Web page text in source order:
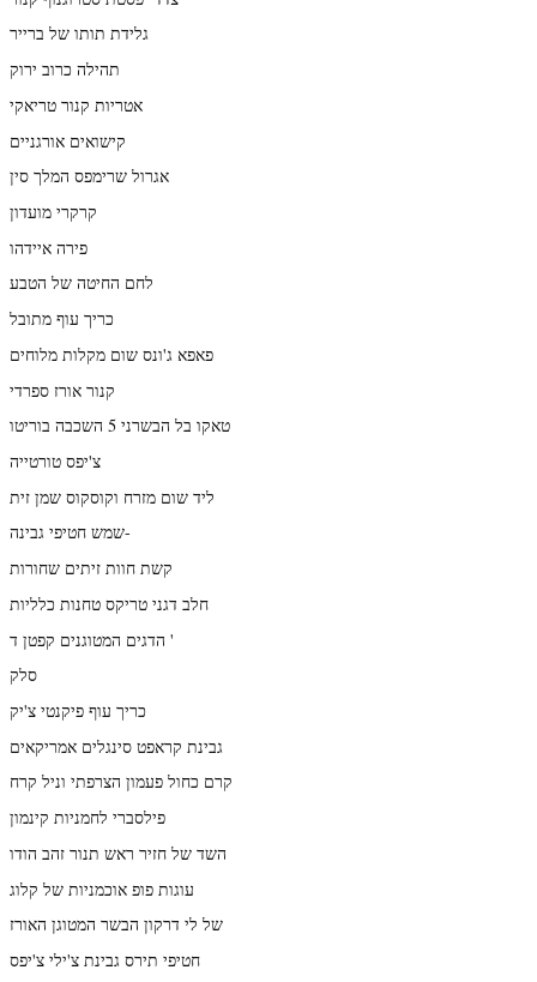
גלידת תותו של ברייר
תהילה כרוב ירוק
אטריות קנור טריאקי
קישואים אורגניים
אגרול שרימפס המלך סין
קרקרי מועדון
פירה איידהו
לחם החיטה של הטבע
כריך עוף מתובל
פאפא ג'ונס שום מקלות מלוחים
קנור אורז ספרדי
טאקו בל הבשרני 5 השכבה בוריטו
צ'יפס טורטייה
ליד שום מזרח וקוסקוס שמן זית
שמש חטיפי גבינה-
קשת חוות זיתים שחורות
חלב דגני טריקס טחנות כלליות
הדגים המטוגנים קפטן ד '
סלק
כריך עוף פיקנטי צ'יק
גבינת קראפט סינגלים אמריקאים
קרם כחול פעמון הצרפתי וניל קרח
פילסברי לחמניות קינמון
השד של חזיר ראש תנור זהב הודו
עוגות פופ אוכמניות של קלוג
של לי דרקון הבשר המטוגן האורז
חטיפי תירס גבינת צ'ילי צ'יפס